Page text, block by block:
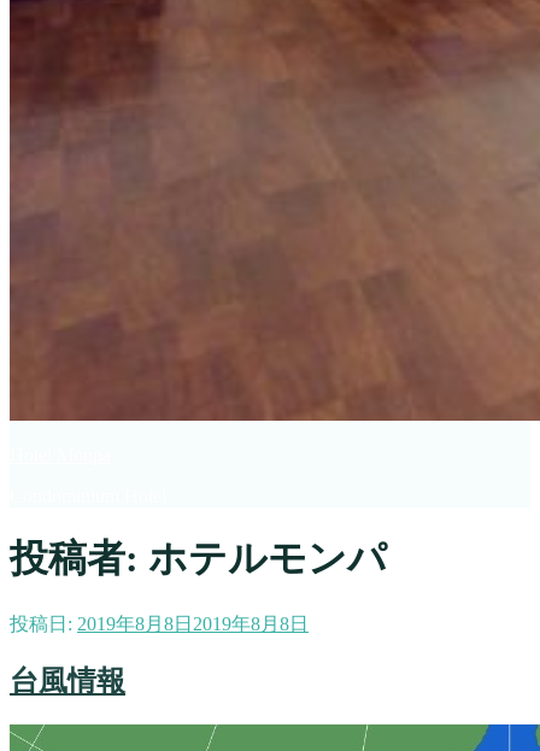
投稿者: ホテルモンパ
投稿日: 2019年8月8日 2019年8月8日
台風情報